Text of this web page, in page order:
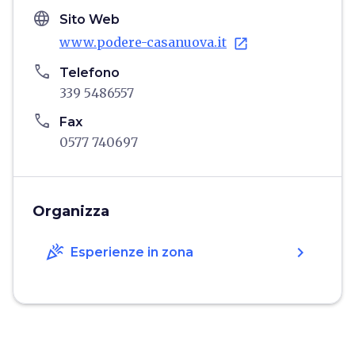
language Sito Web
www.podere-casanuova.it open_in_new
phone Telefono
339 5486557
phone Fax
0577 740697
Organizza
celebration Esperienze in zona chevron_right